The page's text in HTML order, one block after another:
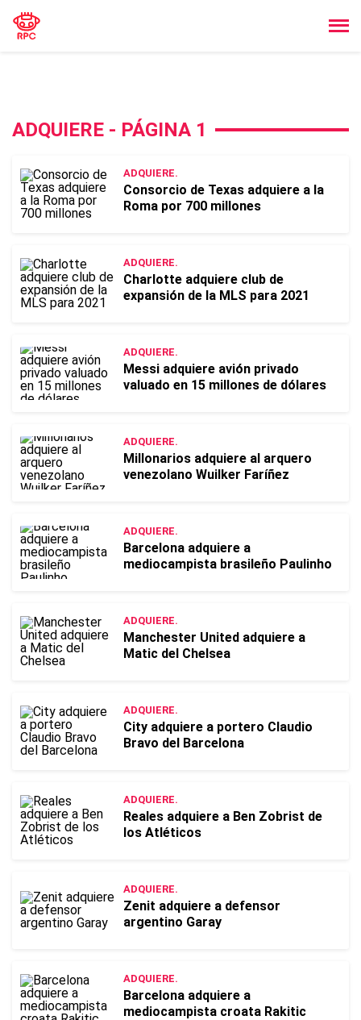
ADQUIERE - PÁGINA 1
ADQUIERE.
Consorcio de Texas adquiere a la
Roma por 700 millones
ADQUIERE.
Charlotte adquiere club de
expansión de la MLS para 2021
ADQUIERE.
Messi adquiere avión privado
valuado en 15 millones de dólares
ADQUIERE.
Millonarios adquiere al arquero
venezolano Wuilker Faríñez
ADQUIERE.
Barcelona adquiere a
mediocampista brasileño Paulinho
ADQUIERE.
Manchester United adquiere a
Matic del Chelsea
ADQUIERE.
City adquiere a portero Claudio
Bravo del Barcelona
ADQUIERE.
Reales adquiere a Ben Zobrist de
los Atléticos
ADQUIERE.
Zenit adquiere a defensor
argentino Garay
ADQUIERE.
Barcelona adquiere a
mediocampista croata Rakitic